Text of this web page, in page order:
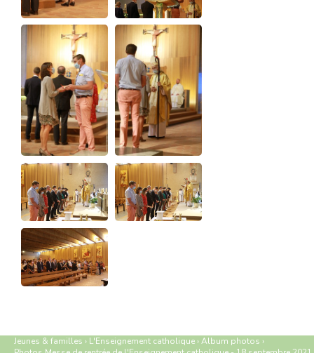
Jeunes & familles › L'Enseignement catholique ›Album photos ›